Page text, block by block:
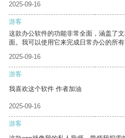
2025-09-16
游客
这款办公软件的功能非常全面，涵盖了
面。我可以使用它来完成日常办公的所有
2025-09-16
游客
我喜欢这个软件 作者加油
2025-09-16
游客